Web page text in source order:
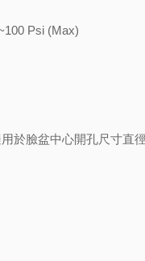
Psi (Max)
於臉盆中心開孔尺寸直